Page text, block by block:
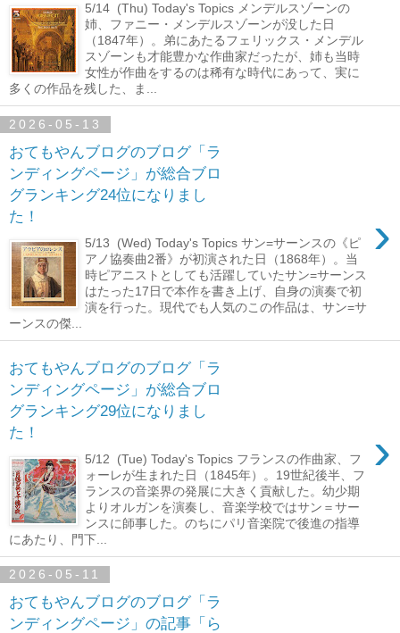
5/14 (Thu) Today's Topics メンデルスゾーンの
姉、ファニー・メンデルスゾーンが没した日
（1847年）。弟にあたるフェリックス・メンデル
スゾーンも才能豊かな作曲家だったが、姉も当時
女性が作曲をするのは稀有な時代にあって、実に
多くの作品を残した、ま...
2026-05-13
おてもやんブログのブログ「ラ
ンディングページ」が総合ブロ
グランキング24位になりまし
た！
›
5/13 (Wed) Today's Topics サン=サーンスの《ピ
アノ協奏曲2番》が初演された日（1868年）。当
時ピアニストとしても活躍していたサン=サーンス
はたった17日で本作を書き上げ、自身の演奏で初
演を行った。現代でも人気のこの作品は、サン=サ
ーンスの傑...
おてもやんブログのブログ「ラ
ンディングページ」が総合ブロ
グランキング29位になりまし
た！
›
5/12 (Tue) Today's Topics フランスの作曲家、フ
ォーレが生まれた日（1845年）。19世紀後半、フ
ランスの音楽界の発展に大きく貢献した。幼少期
よりオルガンを演奏し、音楽学校ではサン＝サー
ンスに師事した。のちにパリ音楽院で後進の指導
にあたり、門下...
2026-05-11
おてもやんブログのブログ「ラ
ンディングページ」の記事「ら